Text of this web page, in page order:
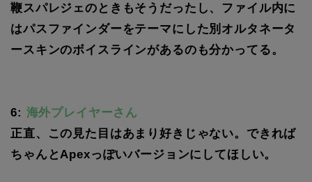
鞭スパレジェのときもそうだったし、ファイル内に
はパスファインダーをテーマにした別オルタネータ
ースキンのボイスラインがあるのも分かってる。
6: 海外プレイヤーさん
正直、この見た目はあまり好きじゃない。できれば
ちゃんとApexっぽいバージョンにしてほしい。